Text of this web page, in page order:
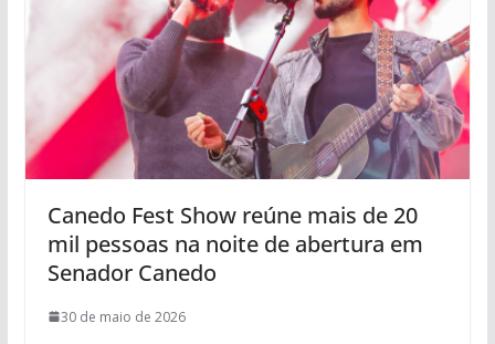
Canedo Fest Show reúne mais de 20
mil pessoas na noite de abertura em
Senador Canedo
30 de maio de 2026